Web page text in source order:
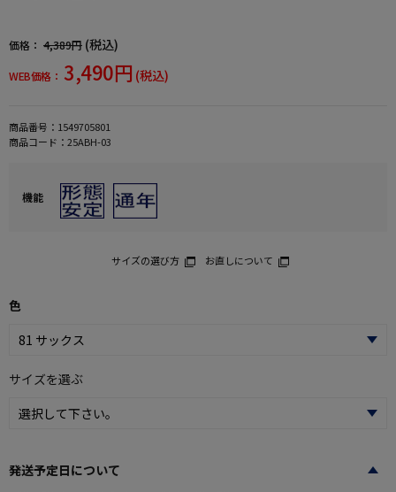
価格： 4,389円 (税込)
WEB価格： 3,490円 (税込)
商品番号： 1549705801
商品コード： 25ABH-03
機能
サイズの選び方 お直しについて
色
サイズを選ぶ
発送予定日について